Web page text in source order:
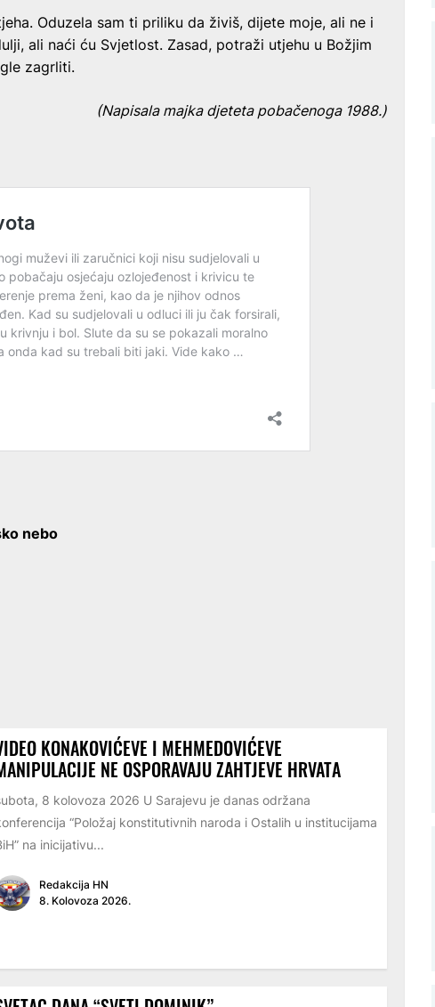
Oduzela sam ti priliku da živiš, dijete moje, ali ne i
ali naći ću Svjetlost. Zasad, potraži utjehu u Božjim
zagrliti.
(Napisala majka djeteta pobačenoga 1988.)
nebo
KONAKOVIĆEVE I MEHMEDOVIĆEVE
NE OSPORAVAJU ZAHTJEVE HRVATA
8 kolovoza 2026 U Sarajevu je danas održana
“Položaj konstitutivnih naroda i Ostalih u institucijama
na inicijativu...
Redakcija HN
8. Kolovoza 2026.